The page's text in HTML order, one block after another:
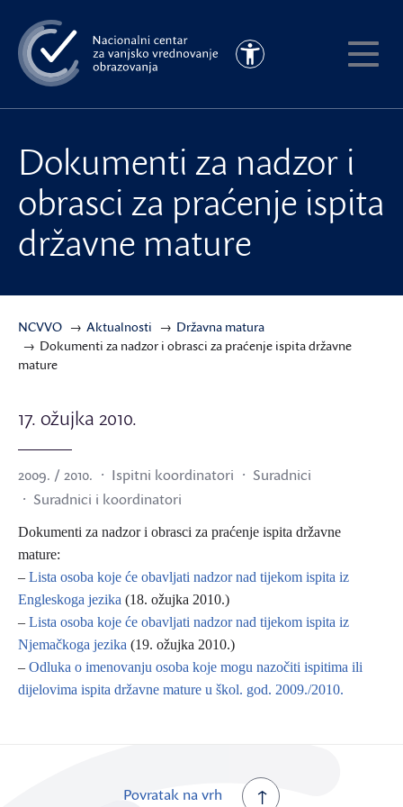
na
glavni
sadržaj
Pristupačnost
Dokumenti za nadzor i
obrasci za praćenje ispita
državne mature
NCVVO Aktualnosti
Državna matura
Dokumenti za nadzor i obrasci za praćenje ispita državne
mature
17. ožujka 2010.
2009. / 2010. Ispitni koordinatori
Suradnici
Suradnici i koordinatori
Dokumenti za nadzor i obrasci za praćenje ispita državne
mature:
– Lista osoba koje će obavljati nadzor nad tijekom ispita iz
Engleskoga jezika (18. ožujka 2010.)
– Lista osoba koje će obavljati nadzor nad tijekom ispita iz
Njemačkoga jezika (19. ožujka 2010.)
– Odluka o imenovanju osoba koje mogu nazočiti ispitima ili
dijelovima ispita državne mature u škol. god. 2009./2010.
Povratak na vrh